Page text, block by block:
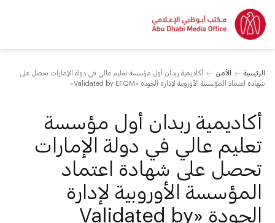
الرئيسية الأمن
أكاديمية ربدان أول مؤسسة تعليم عالي في دولة الإمارات تحصل على
شهادة اعتماد المؤسسة الأوروبية لإدارة الجودة «Validated by EFQM»
أكاديمية ربدان أول مؤسسة
تعليم عالي في دولة الإمارات
تحصل على شهادة اعتماد
المؤسسة الأوروبية لإدارة
الجودة «Validated by